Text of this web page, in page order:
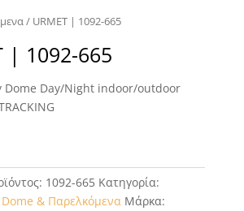
/ URMET | 1092-665
| 1092-665
Dome Day/Night indoor/outdoor
1092-665 Κατηγορία:
Dome & Παρελκόμενα Μάρκα: